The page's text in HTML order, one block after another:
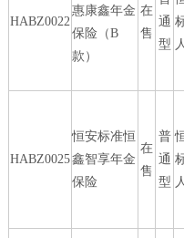
HABZ0022
惠康鑫年金
保险（B
款）
在
售
通
型
HABZ0025
恒安标准恒
鑫智享年金
保险
在
售
普
通
型